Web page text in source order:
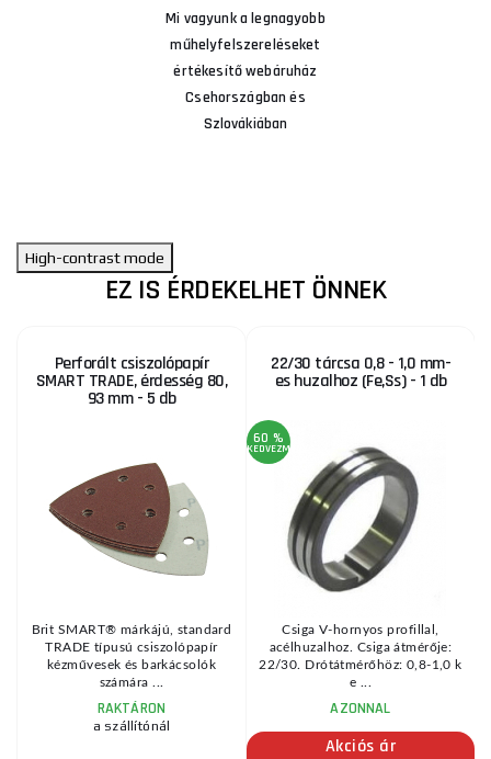
Mi vagyunk a legnagyobb
műhelyfelszereléseket
értékesítő webáruház
Csehországban és
Szlovákiában
High-contrast mode
EZ IS ÉRDEKELHET ÖNNEK
Perforált csiszolópapír
SMART TRADE, érdesség 80,
93 mm - 5 db
Brit SMART® márkájú, standard
TRADE típusú csiszolópapír
kézművesek és barkácsolók
számára ...
RAKTÁRON
a szállítónál
22/30 tárcsa 0,8 - 1,0 mm-
es huzalhoz (Fe,Ss) - 1 db
60 %
KEDVEZMÉNY
Csiga V-hornyos profillal,
acélhuzalhoz. Csiga átmérője:
22/30. Drótátmérőhöz: 0,8-1,0 k
e ...
AZONNAL
Akciós ár